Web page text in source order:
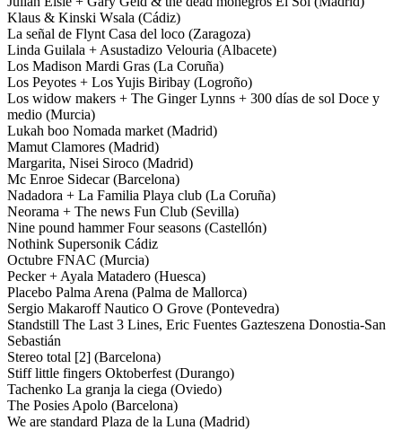
Klaus & Kinski Wsala (Cádiz)
La señal de Flynt Casa del loco (Zaragoza)
Linda Guilala + Asustadizo Velouria (Albacete)
Los Madison Mardi Gras (La Coruña)
Los Peyotes + Los Yujis Biribay (Logroño)
Los widow makers + The Ginger Lynns + 300 días de sol Doce y
medio (Murcia)
Lukah boo Nomada market (Madrid)
Mamut Clamores (Madrid)
Margarita, Nisei Siroco (Madrid)
Mc Enroe Sidecar (Barcelona)
Nadadora + La Familia Playa club (La Coruña)
Neorama + The news Fun Club (Sevilla)
Nine pound hammer Four seasons (Castellón)
Nothink Supersonik Cádiz
Octubre FNAC (Murcia)
Pecker + Ayala Matadero (Huesca)
Placebo Palma Arena (Palma de Mallorca)
Sergio Makaroff Nautico O Grove (Pontevedra)
Standstill The Last 3 Lines, Eric Fuentes Gazteszena Donostia-San
Sebastián
Stereo total [2] (Barcelona)
Stiff little fingers Oktoberfest (Durango)
Tachenko La granja la ciega (Oviedo)
The Posies Apolo (Barcelona)
We are standard Plaza de la Luna (Madrid)